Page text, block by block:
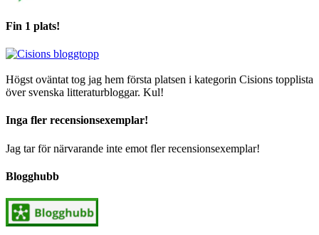
Fin 1 plats!
Högst oväntat tog jag hem första platsen i kategorin Cisions topplista
över svenska litteraturbloggar. Kul!
Inga fler recensionsexemplar!
Jag tar för närvarande inte emot fler recensionsexemplar!
Blogghubb